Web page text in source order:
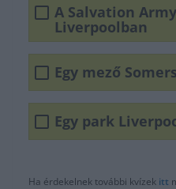
A Salvation
Liverpoolban
Egy mező
Egy park
Ha érdekelnek további kvízek itt